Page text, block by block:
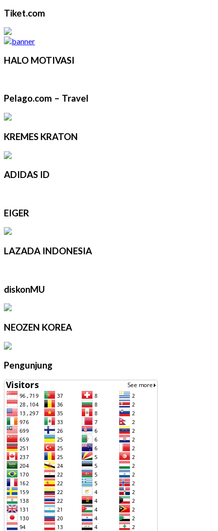
Tiket.com
HALO MOTIVASI
Pelago.com – Travel
KREMES KRATON
ADIDAS ID
EIGER
LAZADA INDONESIA
diskonMU
NEOZEN KOREA
Pengunjung